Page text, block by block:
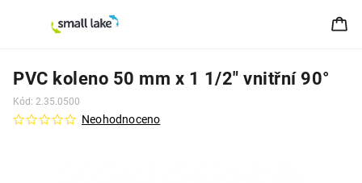
PVC koleno 50 mm x 1 1/2" vnitřní 90°
Kód: 2.35.0500
Neohodnoceno